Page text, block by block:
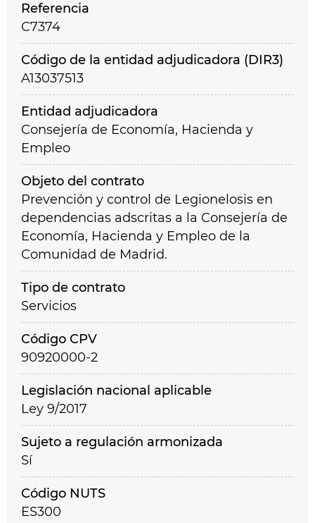
Referencia
C7374
Código de la entidad adjudicadora (DIR3)
A13037513
Entidad adjudicadora
Consejería de Economía, Hacienda y
Empleo
Objeto del contrato
Prevención y control de Legionelosis en
dependencias adscritas a la Consejería de
Economía, Hacienda y Empleo de la
Comunidad de Madrid.
Tipo de contrato
Servicios
Código CPV
90920000-2
Legislación nacional aplicable
Ley 9/2017
Sujeto a regulación armonizada
Sí
Código NUTS
ES300